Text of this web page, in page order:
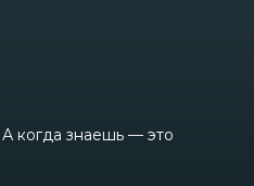
когда знаешь — это